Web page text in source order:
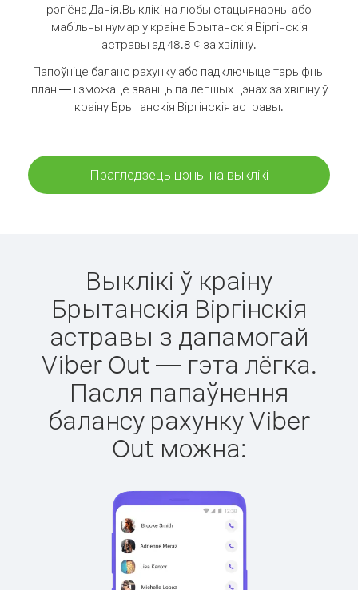
рэгіёна Данія.Выклікі на любы стацыянарны або
мабільны нумар у краіне Брытанскія Віргінскія
астравы ад 48.8 ¢ за хвіліну.
Папоўніце баланс рахунку або падключыце тарыфны
план — і зможаце званіць па лепшых цэнах за хвіліну ў
краіну Брытанскія Віргінскія астравы.
Прагледзець цэны на выклікі
Выклікі ў краіну
Брытанскія Віргінскія
астравы з дапамогай
Viber Out — гэта лёгка.
Пасля папаўнення
балансу рахунку Viber
Out можна: